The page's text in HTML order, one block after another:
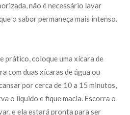
não é necessário lavar
o sabor permaneça mais intenso.
prático, coloque uma xícara de
com duas xícaras de água ou
por cerca de 10 a 15 minutos,
o líquido e fique macia. Escorra o
e ela estará pronta para ser